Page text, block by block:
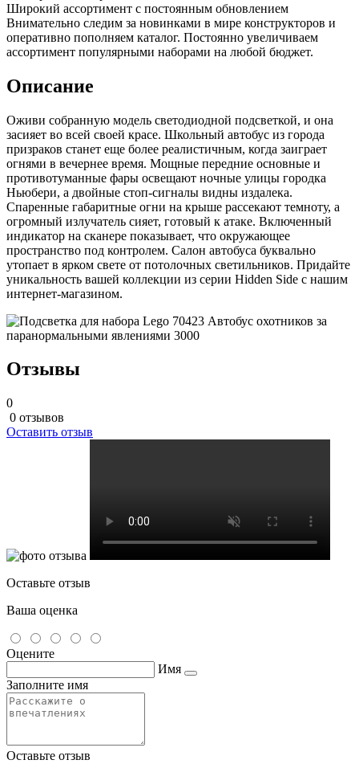
Широкий ассортимент с постоянным обновлением
Внимательно следим за новинками в мире конструкторов и
оперативно пополняем каталог. Постоянно увеличиваем
ассортимент популярными наборами на любой бюджет.
Описание
Оживи собранную модель светодиодной подсветкой, и она
засияет во всей своей красе. Школьный автобус из города
призраков станет еще более реалистичным, когда заиграет
огнями в вечернее время. Мощные передние основные и
противотуманные фары освещают ночные улицы городка
Ньюбери, а двойные стоп-сигналы видны издалека.
Спаренные габаритные огни на крыше рассекают темноту, а
огромный излучатель сияет, готовый к атаке. Включенный
индикатор на сканере показывает, что окружающее
пространство под контролем. Салон автобуса буквально
утопает в ярком свете от потолочных светильников. Придайте
уникальность вашей коллекции из серии Hidden Side с нашим
интернет-магазином.
Отзывы
0
0 отзывов
Оставить отзыв
Оставьте отзыв
Ваша оценка
Оцените
Имя
Заполните имя
Оставьте отзыв